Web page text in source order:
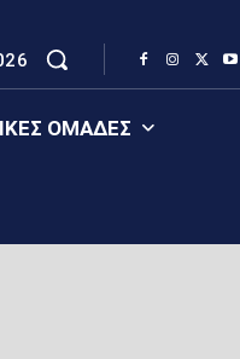
ΟΜΆΔΕΣ